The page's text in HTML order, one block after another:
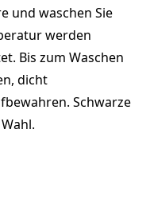
und waschen Sie
werden
Bis zum Waschen
dicht
Schwarze